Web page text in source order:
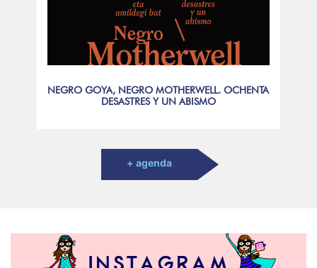
NEGRO GOYA, NEGRO MOTHERWELL. OCHENTA
DESASTRES Y UN ABISMO
+ agenda